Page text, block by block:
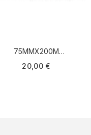
75MMX200M
JUOSTA
20,00 €